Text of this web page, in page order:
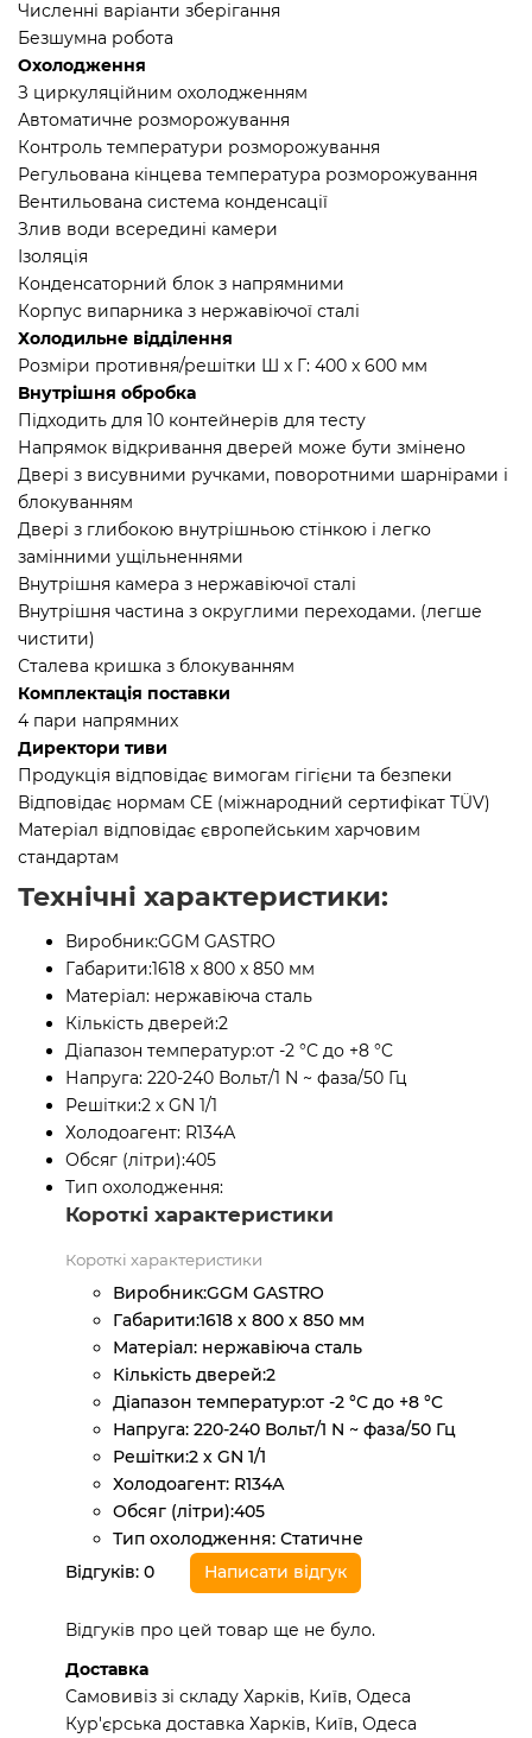
Численні варіанти зберігання
Безшумна робота
Охолодження
З циркуляційним охолодженням
Автоматичне розморожування
Контроль температури розморожування
Регульована кінцева температура розморожування
Вентильована система конденсації
Злив води всередині камери
Ізоляція
Конденсаторний блок з напрямними
Корпус випарника з нержавіючої сталі
Холодильне відділення
Розміри противня/решітки Ш x Г: 400 x 600 мм
Внутрішня обробка
Підходить для 10 контейнерів для тесту
Напрямок відкривання дверей може бути змінено
Двері з висувними ручками, поворотними шарнірами і
блокуванням
Двері з глибокою внутрішньою стінкою і легко
замінними ущільненнями
Внутрішня камера з нержавіючої сталі
Внутрішня частина з округлими переходами. (легше
чистити)
Сталева кришка з блокуванням
Комплектація поставки
4 пари напрямних
Директори тиви
Продукція відповідає вимогам гігієни та безпеки
Відповідає нормам CE (міжнародний сертифікат TÜV)
Матеріал відповідає європейським харчовим
стандартам
Технічні характеристики:
Виробник:GGM GASTRO
Габарити:1618 x 800 x 850 мм
Матеріал: нержавіюча сталь
Кількість дверей:2
Діапазон температур:от -2 °C до +8 °C
Напруга: 220-240 Вольт/1 N ~ фаза/50 Гц
Решітки:2 х GN 1/1
Холодоагент: R134А
Обсяг (літри):405
Тип охолодження:
Короткі характеристики
Короткі характеристики
Виробник:GGM GASTRO
Габарити:1618 x 800 x 850 мм
Матеріал: нержавіюча сталь
Кількість дверей:2
Діапазон температур:от -2 °C до +8 °C
Напруга: 220-240 Вольт/1 N ~ фаза/50 Гц
Решітки:2 х GN 1/1
Холодоагент: R134А
Обсяг (літри):405
Тип охолодження: Статичне
Відгуків: 0
Написати відгук
Відгуків про цей товар ще не було.
Доставка
Самовивіз зі складу Харків, Київ, Одеса
Кур'єрська доставка Харків, Київ, Одеса